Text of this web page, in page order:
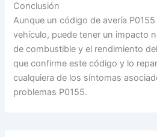
Conclusión
Aunque un código de avería
vehículo, puede tener un impacto
de combustible y el rendimiento
que confirme este código y lo
cualquiera de los síntomas
problemas P0155.